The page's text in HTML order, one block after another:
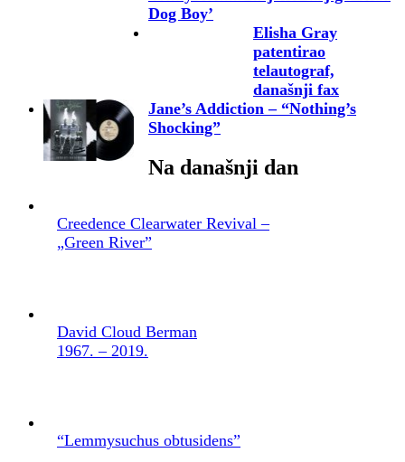
Dog Boy’
Elisha Gray
patentirao
telautograf,
današnji fax
Jane’s Addiction – “Nothing’s
Shocking”
Na današnji dan
Creedence Clearwater Revival –
„Green River”
David Cloud Berman
1967. – 2019.
“Lemmysuchus obtusidens”